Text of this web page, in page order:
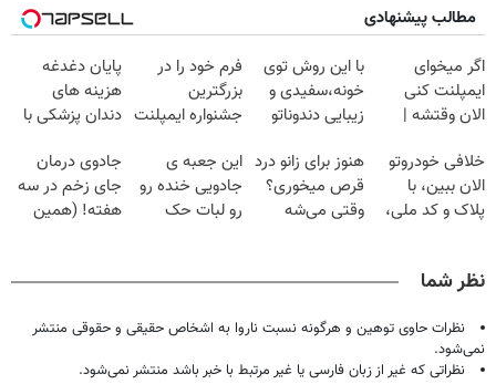
مطالب پیشنهادی
اگر میخوای
ایمپلنت کنی
الان وقتشه |
میلیون تومان!!!
با این روش توی
خونه،سفیدی و
زیبایی دندوناتو
(40%off)
فرم خود را در
بزرگترین
جشنواره ایمپلنت
فقط ۲۵ میلیون
پایان دغدغه
هزینه های
دندان پزشکی با
خانگی
خلافی خودروتو
الان ببین، با
پلاک و کد ملی،
هنوز برای زانو درد
قرص میخوری؟
وقتی می‌شه
این جعبه ی
جادویی خنده رو
رو لبات حک
جادوی درمان
جای زخم در سه
هفته! (همین
نظر شما
نظرات حاوی توهین و هرگونه نسبت ناروا به اشخاص حقیقی و حقوقی منتشر
نمی‌شود.
نظراتی که غیر از زبان فارسی یا غیر مرتبط با خبر باشد منتشر نمی‌شود.